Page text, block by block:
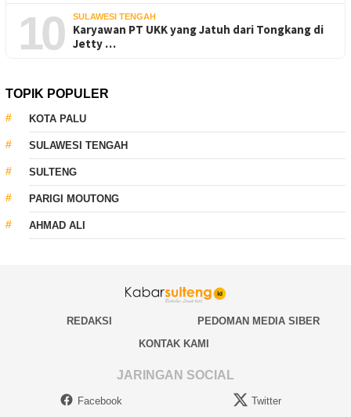
10 SULAWESI TENGAH
Karyawan PT UKK yang Jatuh dari Tongkang di
Jetty …
TOPIK POPULER
KOTA PALU
SULAWESI TENGAH
SULTENG
PARIGI MOUTONG
AHMAD ALI
REDAKSI
PEDOMAN MEDIA SIBER
KONTAK KAMI
JARINGAN SOCIAL
Facebook Twitter